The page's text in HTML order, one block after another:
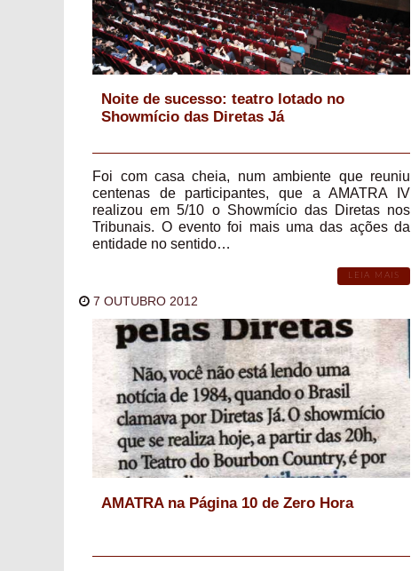
Noite de sucesso: teatro lotado no
Showmício das Diretas Já
Foi com casa cheia, num ambiente que reuniu
centenas de participantes, que a AMATRA IV
realizou em 5/10 o Showmício das Diretas nos
Tribunais. O evento foi mais uma das ações da
entidade no sentido…
LEIA MAIS
7 OUTUBRO 2012
AMATRA na Página 10 de Zero Hora